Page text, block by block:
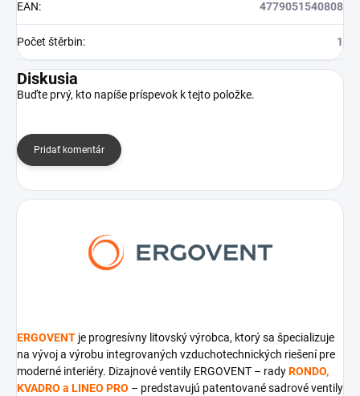
EAN: 4779051540808
Počet štěrbin: 1
Diskusia
Buďte prvý, kto napíše príspevok k tejto položke.
Pridať komentár
ERGOVENT je progresívny litovský výrobca, ktorý sa špecializuje
na vývoj a výrobu integrovaných vzduchotechnických riešení pre
moderné interiéry. Dizajnové ventily ERGOVENT – radyRONDO,
KVADRO a LINEO PRO – predstavujú patentované sadrové ventily